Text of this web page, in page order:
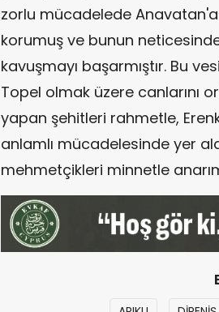
zorlu mücadelede
korumuş ve bunun
kavuşmayı başarmıştır. Bu
Topel olmak üzere canlarını
yapan şehitleri rahmetle,
anlamlı mücadelesinde yer
mehmetçikleri minnetle